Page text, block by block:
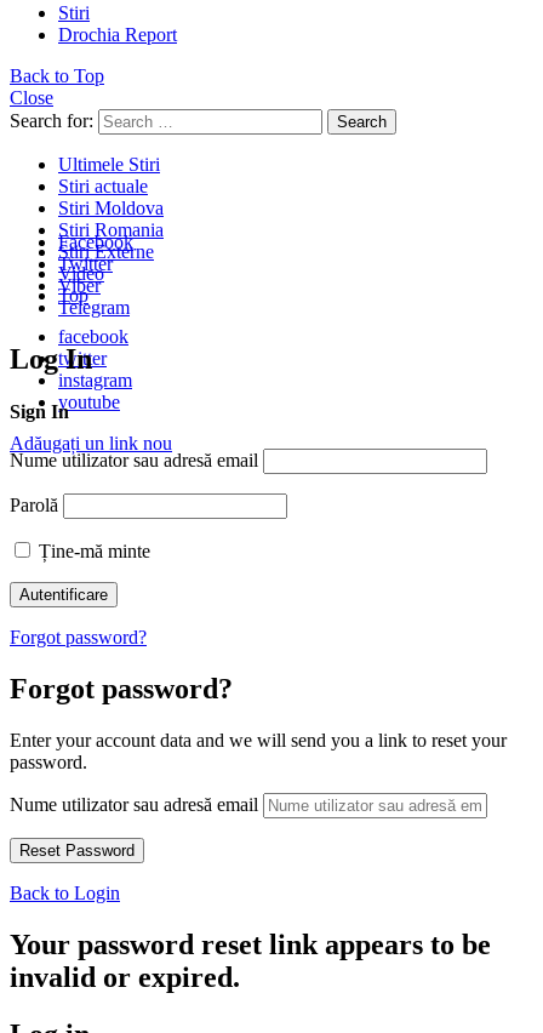
Stiri
Drochia Report
Back to Top
Close
Search for:
Search
Ultimele Stiri
Stiri actuale
Stiri Moldova
Stiri Romania
Stiri Externe
Video
Top
facebook
twitter
instagram
youtube
Adăugați un link nou
Facebook
Twitter
Viber
Telegram
Log In
Sign In
Nume utilizator sau adresă email
Parolă
Ține-mă minte
Forgot password?
Forgot password?
Enter your account data and we will send you a link to reset your
password.
Nume utilizator sau adresă email
Back to Login
Your password reset link appears to be
invalid or expired.